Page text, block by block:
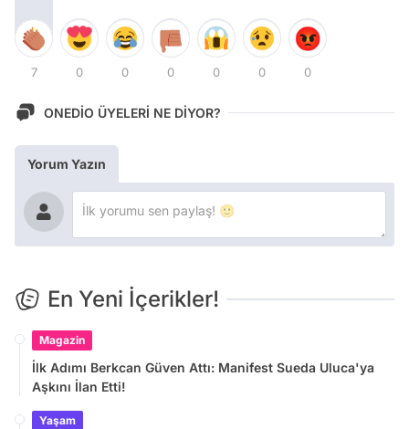
7 0 0 0 0 0 0
ONEDİO ÜYELERİ NE DİYOR?
Yorum Yazın
En Yeni İçerikler!
Magazin
İlk Adımı Berkcan Güven Attı: Manifest Sueda Uluca'ya
Aşkını İlan Etti!
Yaşam